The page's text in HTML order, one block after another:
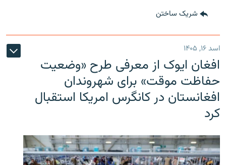
شریک ساختن
اسد ۱۶, ۱۴۰۵
افغان ایوک از معرفی طرح «وضعیت
حفاظت موقت» برای شهروندان
افغانستان در کانگرس امریکا استقبال
کرد